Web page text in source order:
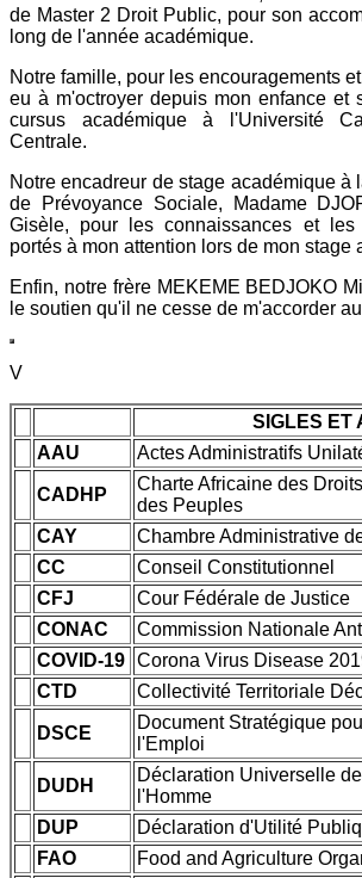
de Master 2 Droit Public, pour son
long de l'année académique.
Notre famille, pour les encouragements
eu à m'octroyer depuis mon enfance et
cursus académique à l'Université
Centrale.
Notre encadreur de stage académique à
de Prévoyance Sociale, Madame
Gisèle, pour les connaissances et
portés à mon attention lors de mon stage
Enfin, notre frère MEKEME BEDJOKO
le soutien qu'il ne cesse de m'accorder
V
SIGLES ET
AAU
Actes Administratifs
CADHP
Charte Africaine des
des Peuples
CAY
Chambre Administrative
CC
Conseil Constitutionnel
CFJ
Cour Fédérale de Justice
CONAC
Commission Nationale
COVID-19 Corona Virus Disease
CTD
Collectivité Territoriale
DSCE
Document Stratégique
l'Emploi
DUDH
Déclaration Universelle
l'Homme
DUP
Déclaration d'Utilité
FAO
Food and Agriculture